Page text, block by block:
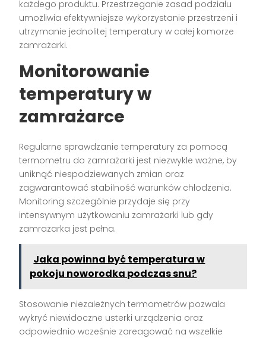
każdego produktu. Przestrzeganie zasad podziału
umożliwia efektywniejsze wykorzystanie przestrzeni i
utrzymanie jednolitej temperatury w całej komorze
zamrażarki.
Monitorowanie
temperatury w
zamrażarce
Regularne sprawdzanie temperatury za pomocą
termometru do zamrażarki jest niezwykle ważne, by
uniknąć niespodziewanych zmian oraz
zagwarantować stabilność warunków chłodzenia.
Monitoring szczególnie przydaje się przy
intensywnym użytkowaniu zamrażarki lub gdy
zamrażarka jest pełna.
Jaka powinna być temperatura w
pokoju noworodka podczas snu?
Stosowanie niezależnych termometrów pozwala
wykryć niewidoczne usterki urządzenia oraz
odpowiednio wcześnie zareagować na wszelkie